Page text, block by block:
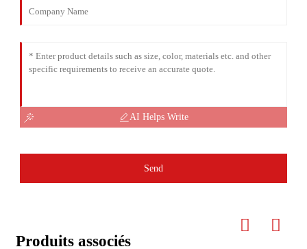
AI Helps Write
Send
Produits associés